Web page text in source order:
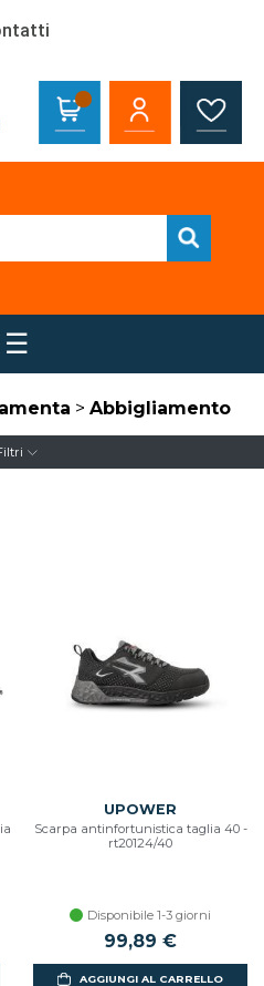
☰
> Abbigliamento
UPOWER
Scarpa antinfortunistica taglia 40 -
rt20124/40
Disponibile 1-3 giorni
99,89 €
AGGIUNGI AL CARRELLO